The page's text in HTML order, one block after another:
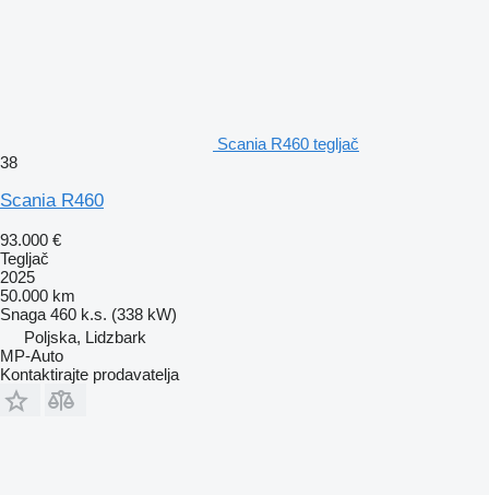
Scania R460 tegljač
38
Scania R460
93.000 €
Tegljač
2025
50.000 km
Snaga 460 k.s. (338 kW)
Poljska, Lidzbark
MP-Auto
Kontaktirajte prodavatelja